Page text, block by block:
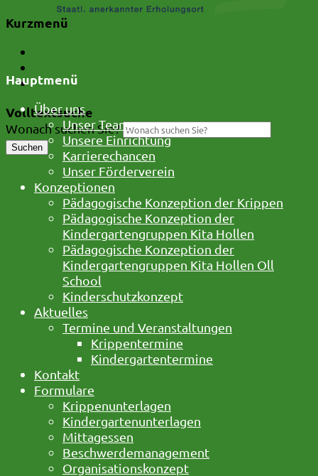
Kurzmenü
Impressum und Datenschutz
Volltextsuche
Wonach suchen Sie?
Suchen
Hauptmenü
Über uns
Unser Team
Unsere Einrichtung
Karrierechancen
Unser Förderverein
Konzeptionen
Pädagogische Konzeption der Krippen
Pädagogische Konzeption der
Kindergartengruppen Kita Hollen
Pädagogische Konzeption der
Kindergartengruppen Kita Hollen Oll
School
Kinderschutzkonzept
Aktuelles
Termine und Veranstaltungen
Krippentermine
Kindergartentermine
Kontakt
Formulare
Krippenunterlagen
Kindergartenunterlagen
Mittagessen
Beschwerdemanagement
Organisationskonzept